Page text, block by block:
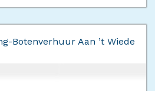
Botenverhuur Aan ’t Wiede